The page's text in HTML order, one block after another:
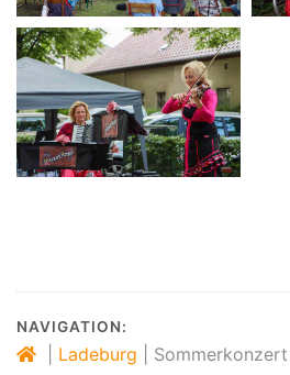
NAVIGATION:
Ladeburg